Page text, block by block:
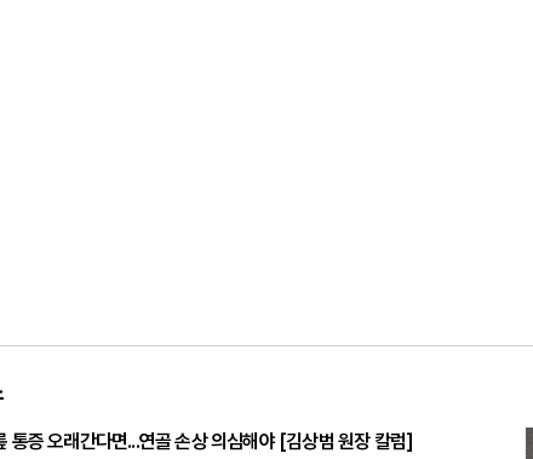
통증 오래간다면...연골 손상 의심해야 [김상범 원장 칼럼]